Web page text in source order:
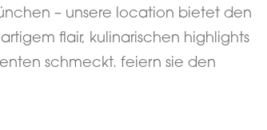
– unsere location bietet den
flair, kulinarischen highlights
schmeckt. feiern sie den